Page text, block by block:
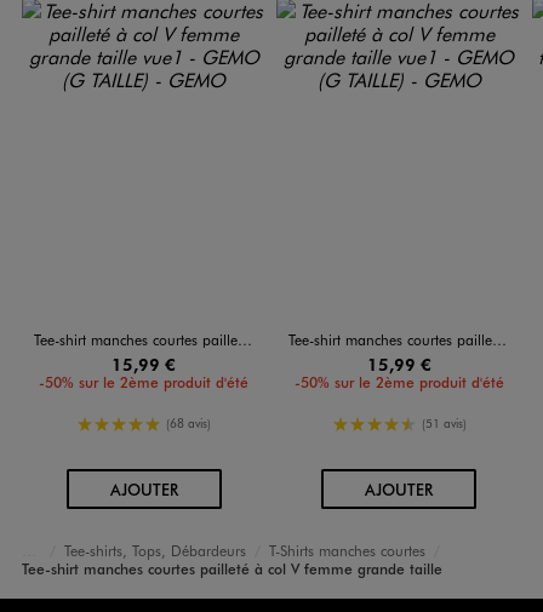
Tee-shirt manches courtes pailleté à col V femme grande taille
15,99 €
-50% sur le 2ème produit d'été
5/5 de moyenne
(68 avis)
AJOUTERAU PANIER
Tee-shirt manches courtes pailleté à col V femme grande taille
15,99 €
-50% sur le 2ème produit d'été
4.5/5 de moyenne
(51 avis)
AJOUTERAU PANIER
Accueil
Femme
Vêtements
Tee-shirts, Tops, Débardeurs
T-Shirts manches courtes
Tee-shirt manches courtes pailleté à col V femme grande taille